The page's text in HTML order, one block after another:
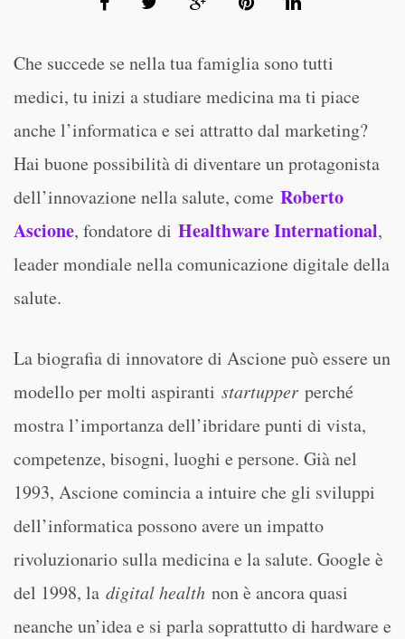
Che succede se nella tua famiglia sono tutti
medici, tu inizi a studiare medicina ma ti piace
anche l’informatica e sei attratto dal marketing?
Hai buone possibilità di diventare un protagonista
dell’innovazione nella salute, come Roberto
Ascione, fondatore di Healthware International,
leader mondiale nella comunicazione digitale della
salute.
La biografia di innovatore di Ascione può essere un
modello per molti aspiranti startupper perché
mostra l’importanza dell’ibridare punti di vista,
competenze, bisogni, luoghi e persone. Già nel
1993, Ascione comincia a intuire che gli sviluppi
dell’informatica possono avere un impatto
rivoluzionario sulla medicina e la salute. Google è
del 1998, la digital health non è ancora quasi
neanche un’idea e si parla soprattutto di hardware e